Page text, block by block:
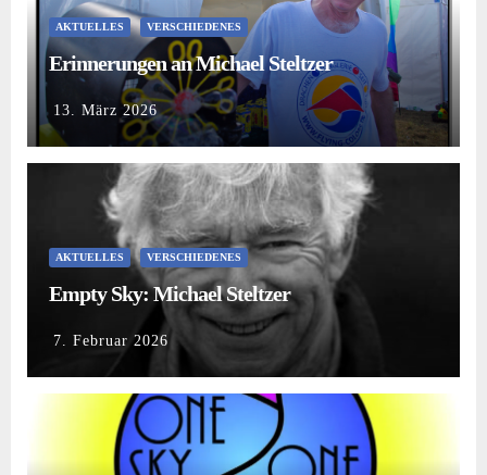
AKTUELLES VERSCHIEDENES
Erinnerungen an Michael Steltzer
13. März 2026
AKTUELLES VERSCHIEDENES
Empty Sky: Michael Steltzer
7. Februar 2026